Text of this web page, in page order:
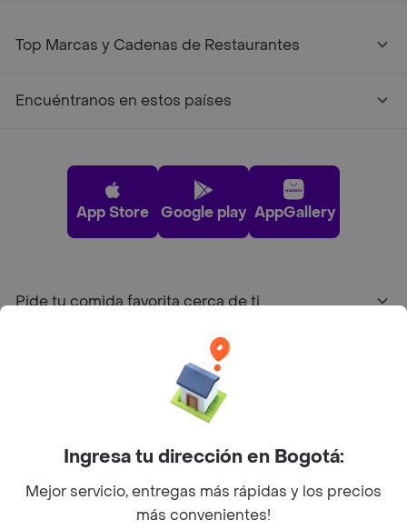
Top Marcas y Cadenas de Restaurantes
Encuéntranos en estos países
App Store Google play AppGallery
Pide tu comida favorita cerca de ti
Sobre Rappi
Facebook
Twitter
Instagram
Ingresa tu dirección en Bogotá:
Mejor servicio, entregas más rápidas y los precios
más convenientes!